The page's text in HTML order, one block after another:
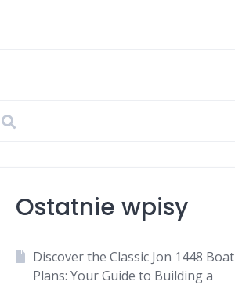
Ostatnie wpisy
Discover the Classic Jon 1448 Boat
Plans: Your Guide to Building a